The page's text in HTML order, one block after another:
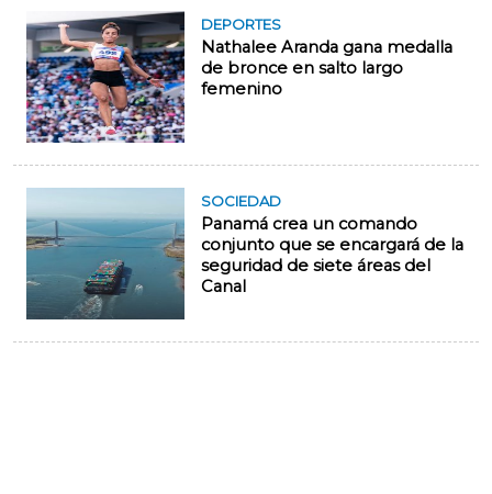
DEPORTES
Nathalee Aranda gana medalla
de bronce en salto largo
femenino
SOCIEDAD
Panamá crea un comando
conjunto que se encargará de la
seguridad de siete áreas del
Canal